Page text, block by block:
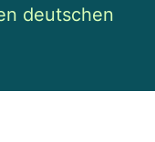
deutschen